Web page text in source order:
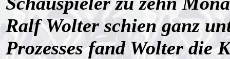
Ralf Wolter schien ganz
Prozesses fand Wolter die